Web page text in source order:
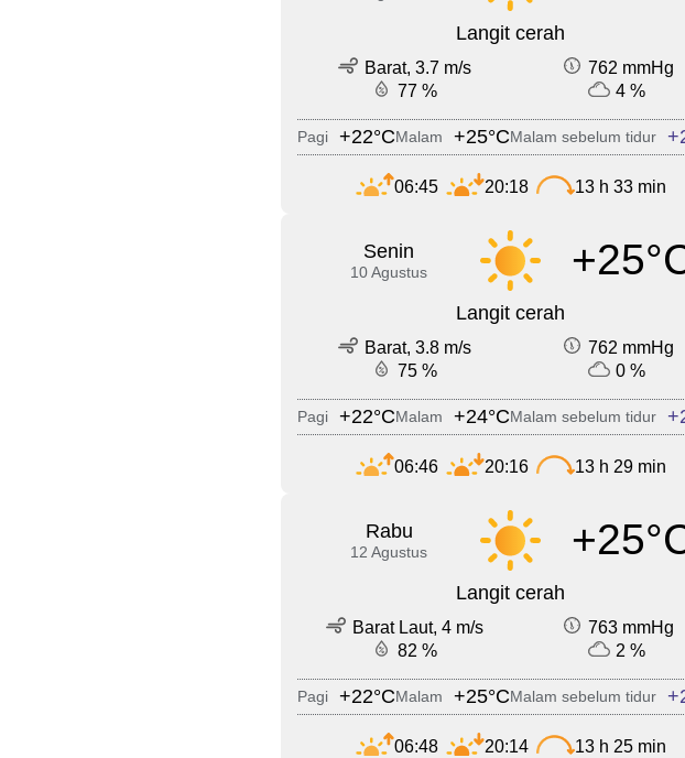
Langit cerah
Barat, 3.7 m/s
762 mmHg
77 %
4 %
Pagi +22°CMalam +25°CMalam sebelum tidur
06:45 20:18 13 h 33 min
Senin
10 Agustus
Langit cerah
Barat, 3.8 m/s
762 mmHg
75 %
0 %
Pagi +22°CMalam +24°CMalam sebelum tidur
06:46 20:16 13 h 29 min
Rabu
12 Agustus
Langit cerah
Barat Laut, 4 m/s
763 mmHg
82 %
2 %
Pagi +22°CMalam +25°CMalam sebelum tidur
06:48 20:14 13 h 25 min